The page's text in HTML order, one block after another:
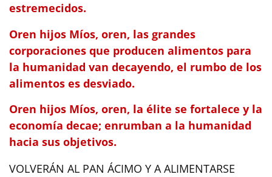
estremecidos.
Oren hijos Míos, oren, las grandes
corporaciones que producen alimentos para
la humanidad van decayendo, el rumbo de los
alimentos es desviado.
Oren hijos Míos, oren, la élite se fortalece y la
economía decae; enrumban a la humanidad
hacia sus objetivos.
VOLVERÁN AL PAN ÁCIMO Y A ALIMENTARSE